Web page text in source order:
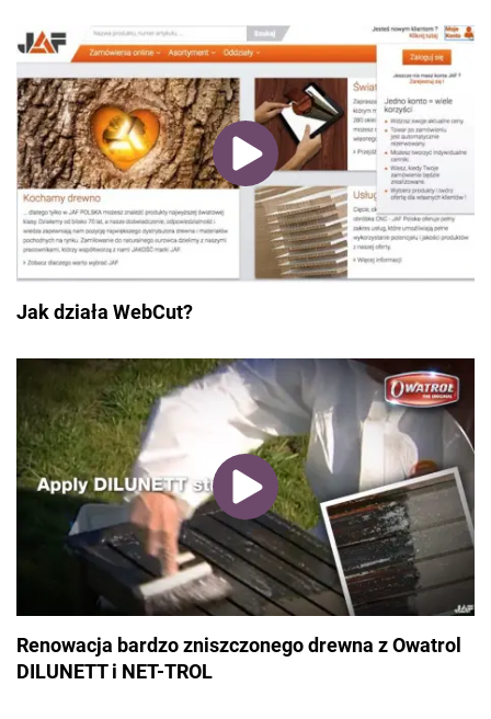
Jak działa WebCut?
Renowacja bardzo zniszczonego drewna z Owatrol
DILUNETT i NET-TROL